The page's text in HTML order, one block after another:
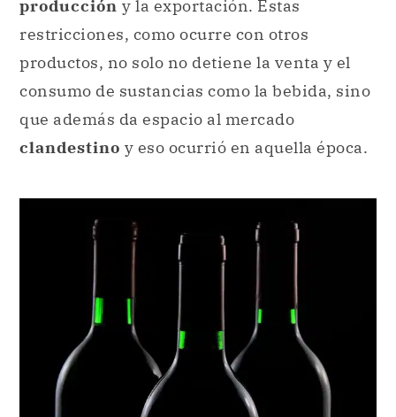
producción y la exportación. Estas
restricciones, como ocurre con otros
productos, no solo no detiene la venta y el
consumo de sustancias como la bebida, sino
que además da espacio al mercado
clandestino y eso ocurrió en aquella época.